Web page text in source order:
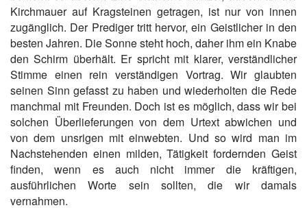
Kirchmauer auf Kragsteinen getragen, ist nur von innen
zugänglich. Der Prediger tritt hervor, ein Geistlicher in den
besten Jahren. Die Sonne steht hoch, daher ihm ein Knabe
den Schirm überhält. Er spricht mit klarer, verständlicher
Stimme einen rein verständigen Vortrag. Wir glaubten
seinen Sinn gefasst zu haben und wiederholten die Rede
manchmal mit Freunden. Doch ist es möglich, dass wir bei
solchen Überlieferungen von dem Urtext abwichen und
von dem unsrigen mit einwebten. Und so wird man im
Nachstehenden einen milden, Tätigkeit fordernden Geist
finden, wenn es auch nicht immer die kräftigen,
ausführlichen Worte sein sollten, die wir damals
vernahmen.